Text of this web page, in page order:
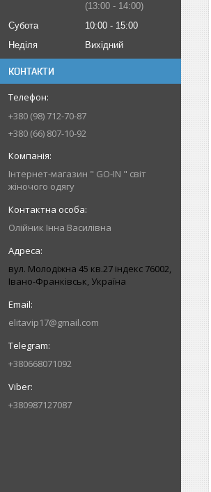
13:00
14:00
Субота
10:00
15:00
Неділя
Вихідний
КОНТАКТИ
+380 (98) 712-70-87
+380 (66) 807-10-92
Інтернет-магазин " GO-IN " світ
жіночого одягу
Олійник Інна Василівна
вул. Молодіжна 45 кв.27 індекс 76002,
Івано-Франківськ, Україна
elitavip17@gmail.com
+380668071092
+380987127087